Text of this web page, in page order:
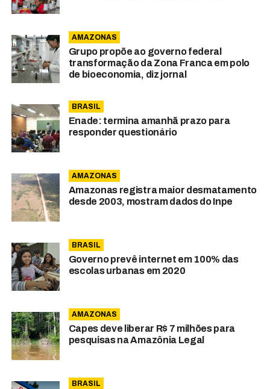
AMAZONAS
Grupo propõe ao governo federal
transformação da Zona Franca em polo
de bioeconomia, diz jornal
BRASIL
Enade: termina amanhã prazo para
responder questionário
AMAZONAS
Amazonas registra maior desmatamento
desde 2003, mostram dados do Inpe
BRASIL
Governo prevê internet em 100% das
escolas urbanas em 2020
AMAZONAS
Capes deve liberar R$ 7 milhões para
pesquisas na Amazônia Legal
BRASIL